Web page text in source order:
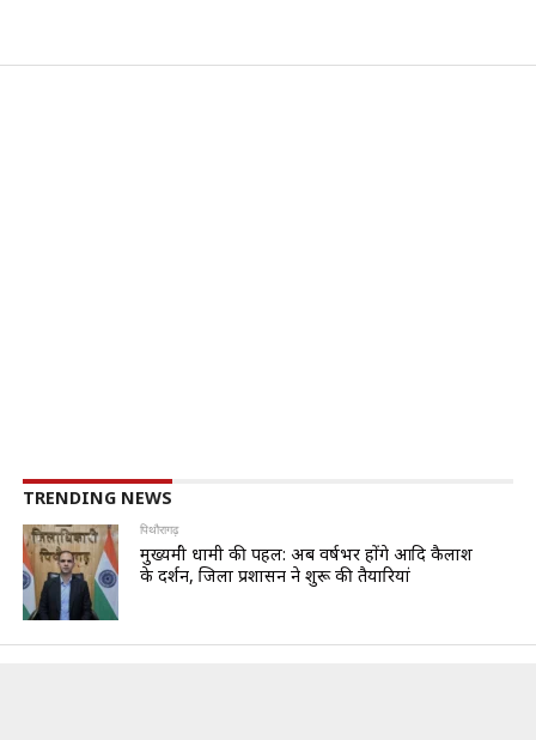
TRENDING NEWS
पिथौरागढ़
मुख्यमंत्री धामी की पहल: अब वर्षभर होंगे आदि कैलाश
के दर्शन, जिला प्रशासन ने शुरू की तैयारियां